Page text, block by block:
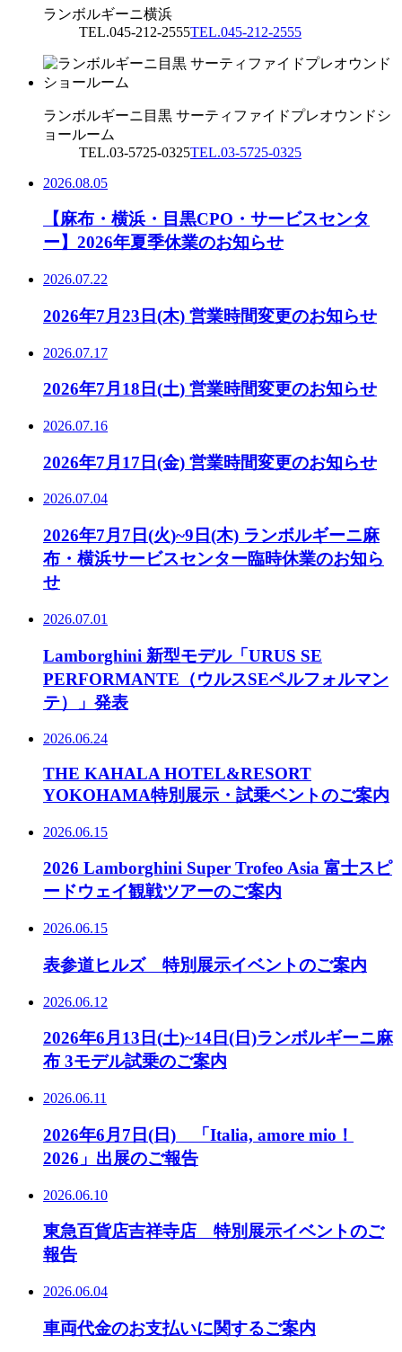
ランボルギーニ横浜
TEL.045-212-2555TEL.045-212-2555
ランボルギーニ目黒 サーティファイドプレオウンドシ
ョールーム
TEL.03-5725-0325TEL.03-5725-0325
2026.08.05
【麻布・横浜・目黒CPO・サービスセンタ
ー】2026年夏季休業のお知らせ
2026.07.22
2026年7月23日(木) 営業時間変更のお知らせ
2026.07.17
2026年7月18日(土) 営業時間変更のお知らせ
2026.07.16
2026年7月17日(金) 営業時間変更のお知らせ
2026.07.04
2026年7月7日(火)~9日(木) ランボルギーニ麻
布・横浜サービスセンター臨時休業のお知ら
せ
2026.07.01
Lamborghini 新型モデル「URUS SE
PERFORMANTE（ウルスSEペルフォルマン
テ）」発表
2026.06.24
THE KAHALA HOTEL&RESORT
YOKOHAMA特別展示・試乗ベントのご案内
2026.06.15
2026 Lamborghini Super Trofeo Asia 富士スピ
ードウェイ観戦ツアーのご案内
2026.06.15
表参道ヒルズ 特別展示イベントのご案内
2026.06.12
2026年6月13日(土)~14日(日)ランボルギーニ麻
布 3モデル試乗のご案内
2026.06.11
2026年6月7日(日) 「Italia, amore mio！
2026」出展のご報告
2026.06.10
東急百貨店吉祥寺店 特別展示イベントのご
報告
2026.06.04
車両代金のお支払いに関するご案内